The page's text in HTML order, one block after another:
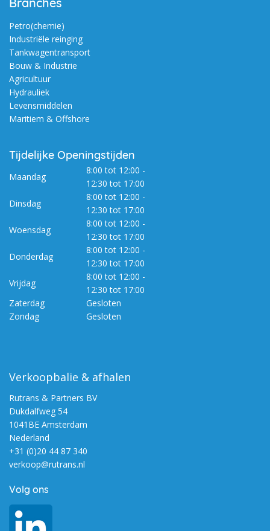
Petro(chemie)
Industriële reinging
Tankwagentransport
Bouw & Industrie
Agricultuur
Hydrauliek
Levensmiddelen
Maritiem & Offshore
Tijdelijke Openingstijden
Maandag
8:00 tot 12:00 -
12:30 tot 17:00
Dinsdag
8:00 tot 12:00 -
12:30 tot 17:00
Woensdag
8:00 tot 12:00 -
12:30 tot 17:00
Donderdag
8:00 tot 12:00 -
12:30 tot 17:00
Vrijdag
8:00 tot 12:00 -
12:30 tot 17:00
Zaterdag
Gesloten
Zondag
Gesloten
Verkoopbalie & afhalen
Rutrans & Partners BV
Dukdalfweg 54
1041BE Amsterdam
Nederland
+31 (0)20 44 87 340
verkoop@rutrans.nl
Volg ons